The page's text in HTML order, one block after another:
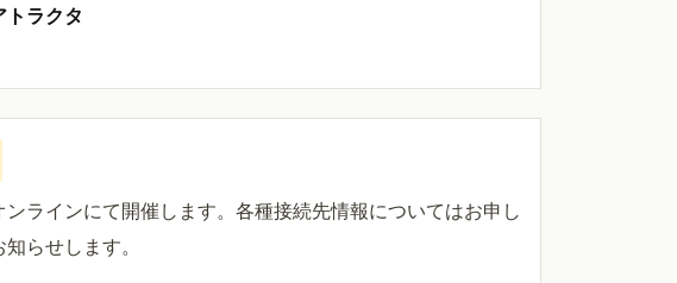
トラクタ
ンラインにて開催します。各種接続先情報についてはお申し
らせします。